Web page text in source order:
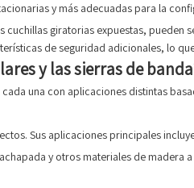
y más adecuadas para la
giratorias expuestas, pueden
de seguridad adicionales, lo
y las sierras de
una con aplicaciones distintas
Sus aplicaciones principales
y otros materiales de madera